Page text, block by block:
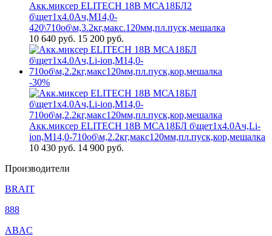
Акк.миксер ELITECH 18В МСА18БЛ2
б\щет1х4.0Ач,М14,0-
420\710об\м,3.2кг,макс.120мм,пл.пуск,мешалка
10 640 руб. 15 200 руб.
-30%
Акк.миксер ELITECH 18В МСА18БЛ б\щет1х4.0Ач,Li-
ion,М14,0-710об\м,2.2кг,макс120мм,пл.пуск,кор,мешалка
10 430 руб. 14 900 руб.
Производители
BRAIT
888
ABAC